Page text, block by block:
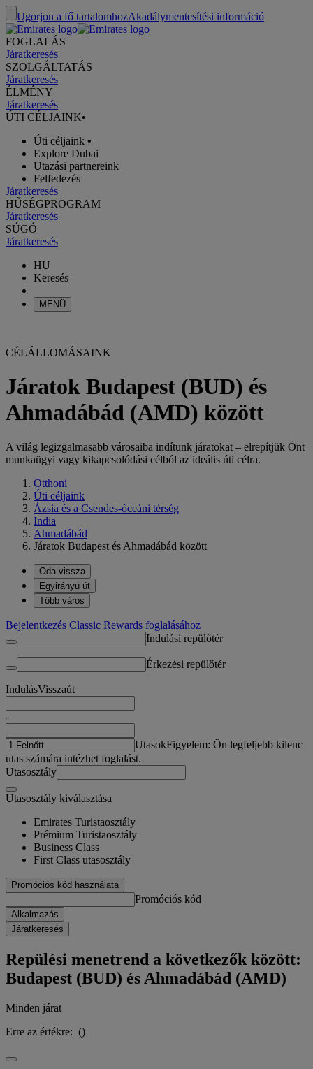
Ugorjon a fő tartalomhozAkadálymentesítési információ
FOGLALÁS
Járatkeresés
SZOLGÁLTATÁS
Járatkeresés
ÉLMÉNY
Járatkeresés
ÚTI CÉLJAINK•
Úti céljaink •
Explore Dubai
Utazási partnereink
Felfedezés
Járatkeresés
HŰSÉGPROGRAM
Járatkeresés
SÚGÓ
Járatkeresés
HU
Keresés
MENÜ
CÉLÁLLOMÁSAINK
Járatok Budapest (BUD) és
Ahmadábád (AMD) között
A világ legizgalmasabb városaiba indítunk járatokat – elrepítjük Önt
munkaügyi vagy kikapcsolódási célból az ideális úti célra.
Otthoni
Úti céljaink
Ázsia és a Csendes-óceáni térség
India
Ahmadábád
Járatok Budapest és Ahmadábád között
Oda-vissza
Egyirányú út
Több város
Bejelentkezés Classic Rewards foglalásához
Indulási repülőtér
Érkezési repülőtér
IndulásVisszaút
-
UtasokFigyelem: Ön legfeljebb kilenc
utas számára intézhet foglalást.
Utasosztály
Utasosztály kiválasztása
Emirates Turistaosztály
Prémium Turistaosztály
Business Class
First Class utasosztály
Promóciós kód használata
Promóciós kód
Alkalmazás
Járatkeresés
Repülési menetrend a következők között:
Budapest (BUD) és Ahmadábád (AMD)
Minden járat
Erre az értékre: ()